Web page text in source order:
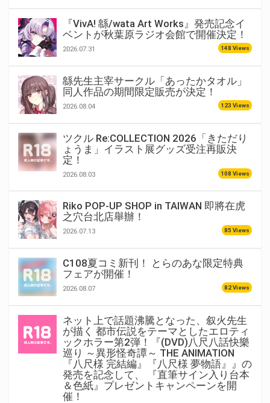
『VivA! 緜/wata Art Works』発売記念イ
ベントが秋葉原ラジオ会館で開催決定！
2026.07.31 148 Views
緜先生主宰サークル「あったかタオル」
同人作品の期間限定販売が決定！
2026.08.04 123 Views
ツクル Re:COLLECTION 2026「きただり
ょうま」イラスト展グッズ受注再販決
定！
2026.08.03 108 Views
Riko POP-UP SHOP in TAIWAN 即將在虎
之穴台北店舉辦！
2026.07.13 85 Views
C108夏コミ新刊！ とらのあな限定特典
フェアが開催！
2026.08.07 82 Views
ネット上で話題沸騰となった、叙火先生
が描く 都市伝説をテーマとしたエロティ
ックホラー第2弾！『(DVD)八尺八話快樂
巡り ～異形怪奇譚～ THE ANIMATION
『八尺様 完結編』『八尺様 夢物語』』の
発売を記念して、 『直筆サイン入り台本
＆色紙』プレゼントキャンペーンを開
催！